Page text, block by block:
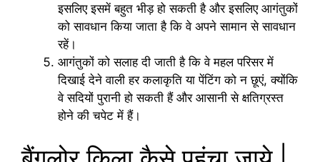
इसलिए इसमें बहुत भीड़ हो सकती है और इसलिए आगंतुकों
को सावधान किया जाता है कि वे अपने सामान से सावधान
रहें।
आगंतुकों को सलाह दी जाती है कि वे महल परिसर में
दिखाई देने वाली हर कलाकृति या पेंटिंग को न छूएं, क्योंकि
वे सदियों पुरानी हो सकती हैं और आसानी से क्षतिग्रस्त
होने की चपेट में हैं।